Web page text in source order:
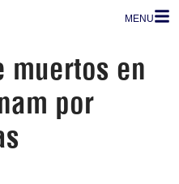
MENU
muertos en
por